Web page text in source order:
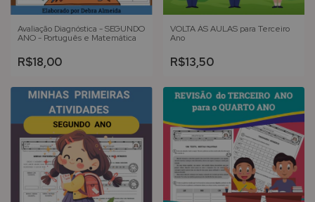
Avaliação Diagnóstica - SEGUNDO
ANO - Português e Matemática
R$18,00
VOLTA ÀS AULAS para Terceiro
Ano
R$13,50